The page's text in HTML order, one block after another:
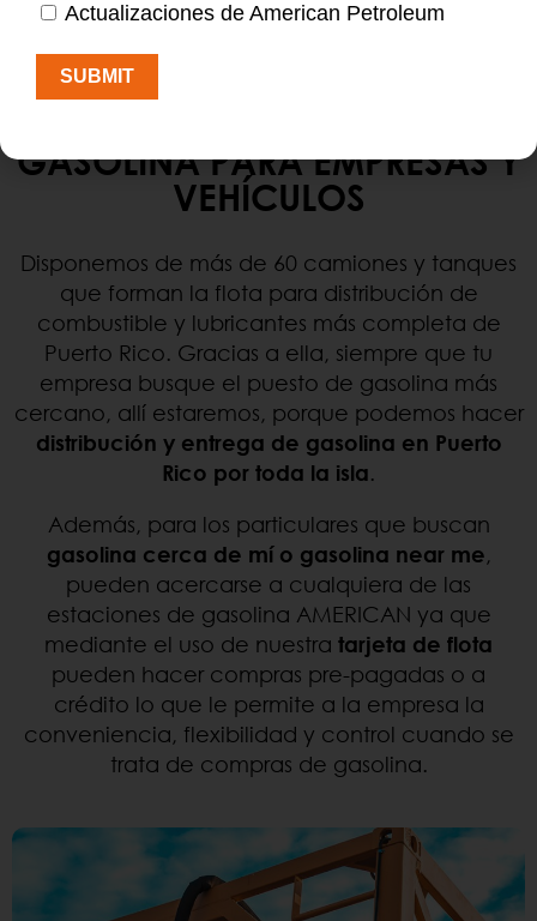
GASOLINA PARA EMPRESAS Y
VEHÍCULOS
Disponemos de más de 60 camiones y tanques
que forman la flota para distribución de
combustible y lubricantes más completa de
Puerto Rico. Gracias a ella, siempre que tu
empresa busque el puesto de gasolina más
cercano, allí estaremos, porque podemos hacer
distribución y entrega de gasolina en Puerto
Rico por toda la isla.
Además, para los particulares que buscan
gasolina cerca de mí o gasolina near me,
pueden acercarse a cualquiera de las
estaciones de gasolina AMERICAN ya que
mediante el uso de nuestra tarjeta de flota
pueden hacer compras pre-pagadas o a
crédito lo que le permite a la empresa la
conveniencia, flexibilidad y control cuando se
trata de compras de gasolina.
Actualizaciones de American Petroleum
SUBMIT